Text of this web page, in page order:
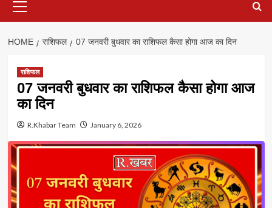
Menu
HOME राशिफल 07 जनवरी बुधवार का राशिफल कैसा होगा आज का दिन
राशिफल
07 जनवरी बुधवार का राशिफल कैसा होगा आज
का दिन
R.Khabar Team January 6, 2026